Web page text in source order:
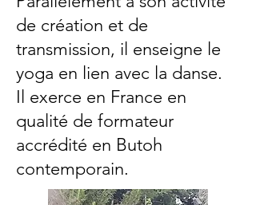
de création et de
transmission, il enseigne le
yoga en lien avec la danse.
Il exerce en France en
qualité de formateur
accrédité en Butoh
contemporain.